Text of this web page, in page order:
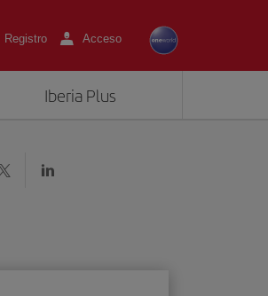
Registro Acceso
Iberia Plus